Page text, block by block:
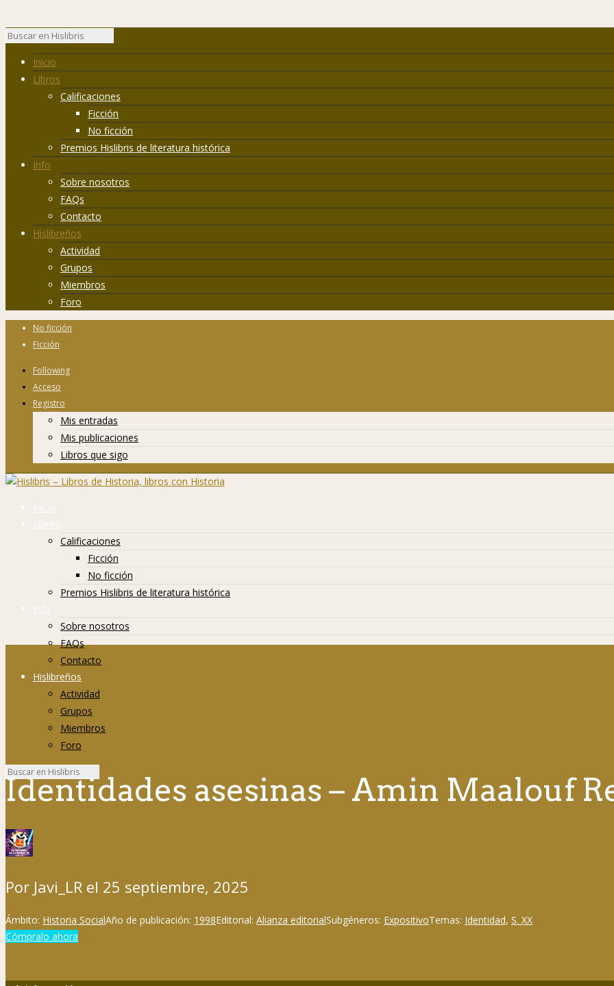
Inicio
Libros
Calificaciones
Ficción
No ficción
Premios Hislibris de literatura histórica
Info
Sobre nosotros
FAQs
Contacto
Hislibreños
Actividad
Grupos
Miembros
Foro
No ficción
Ficción
Following
Acceso
Registro
Mis entradas
Mis publicaciones
Libros que sigo
Inicio
Libros
Calificaciones
Ficción
No ficción
Premios Hislibris de literatura histórica
Info
Sobre nosotros
FAQs
Contacto
Hislibreños
Actividad
Grupos
Miembros
Foro
Identidades asesinas – Amin Maalouf
Por Javi_LR el 25 septiembre, 2025
Ámbito: Historia SocialAño de publicación: 1998Editorial: Alianza editorialSubgéneros: ExpositivoTemas: Identidad, S. XX
Cómpralo ahora